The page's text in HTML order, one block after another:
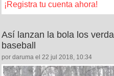
¡Registra tu cuenta ahora!
Así lanzan la bola los
baseball
por daruma el 22 jul 2018, 10:34